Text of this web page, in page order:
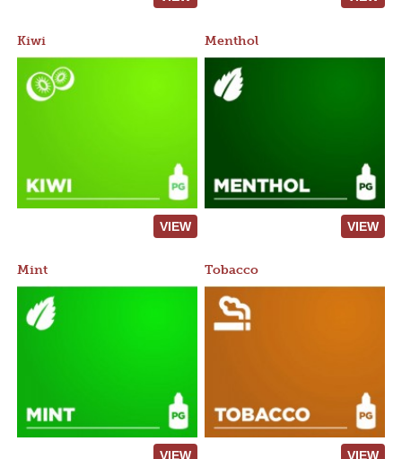
Kiwi
VIEW
Menthol
VIEW
Mint
VIEW
Tobacco
VIEW